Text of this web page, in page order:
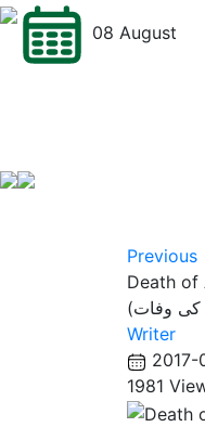
08 August
Previous
Death of
Writer
2017-
1981